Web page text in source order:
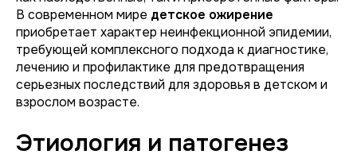
В современном мире детское ожирение
приобретает характер неинфекционной эпидемии,
требующей комплексного подхода к диагностике,
лечению и профилактике для предотвращения
серьезных последствий для здоровья в детском и
взрослом возрасте.
Этиология и патогенез